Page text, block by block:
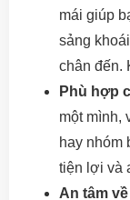
mái giúp
sảng
chân đến.
Phù hợp
một mình,
hay nhóm
tiện lợi và
An tâm